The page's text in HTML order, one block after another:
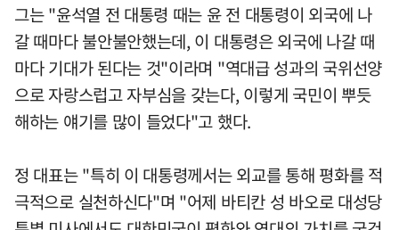
그는 "윤석열 전 대통령 때는 윤 전 대통령이 외국에 나
갈 때마다 불안불안했는데, 이 대통령은 외국에 나갈 때
마다 기대가 된다는 것"이라며 "역대급 성과의 국위선양
으로 자랑스럽고 자부심을 갖는다, 이렇게 국민이 뿌듯
해하는 얘기를 많이 들었다"고 했다.
정 대표는 "특히 이 대통령께서는 외교를 통해 평화를 적
극적으로 실천하신다"며 "어제 바티칸 성 바오로 대성당